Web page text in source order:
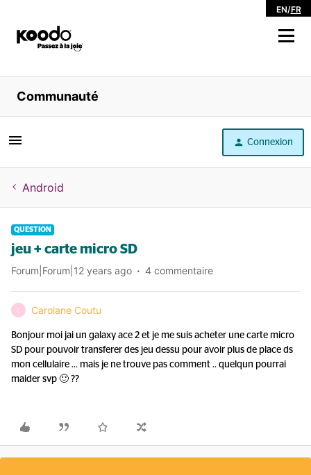
EN/FR
Magasiner
Libre service
Aide
Communauté
Connexion
Android
QUESTION
jeu + carte micro SD
Forum|Forum|12 years ago 4 commentaire
C Carolane Coutu
Bonjour moi jai un galaxy ace 2 et je me suis acheter une carte micro
SD pour pouvoir transferer des jeu dessu pour avoir plus de place ds
mon cellulaire ... mais je ne trouve pas comment .. quelqun pourrai
maider svp 🙂 ??